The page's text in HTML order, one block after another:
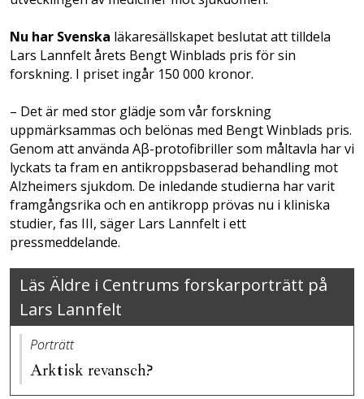
Nu har Svenska läkaresällskapet beslutat att tilldela
Lars Lannfelt årets Bengt Winblads pris för sin
forskning. I priset ingår 150 000 kronor.
– Det är med stor glädje som vår forskning
uppmärksammas och belönas med Bengt Winblads pris.
Genom att använda Aβ-protofibriller som måltavla har vi
lyckats ta fram en antikroppsbaserad behandling mot
Alzheimers sjukdom. De inledande studierna har varit
framgångsrika och en antikropp prövas nu i kliniska
studier, fas III, säger Lars Lannfelt i ett
pressmeddelande.
Läs Äldre i Centrums forskarporträtt på
Lars Lannfelt
Porträtt
Arktisk revansch?